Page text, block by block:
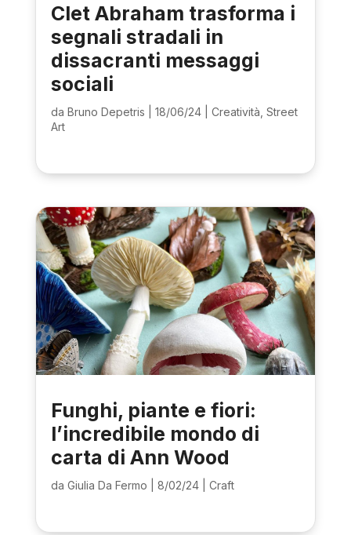
Clet Abraham trasforma i
segnali stradali in
dissacranti messaggi
sociali
da Bruno Depetris 18/06/24| Creatività Street
Art
Funghi, piante e fiori:
l’incredibile mondo di
carta di Ann Wood
da Giulia Da Fermo 8/02/24| Craft